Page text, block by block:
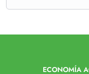
ECONOMÍA